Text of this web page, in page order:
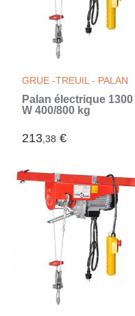
GRUE -TREUIL - PALAN
Palan électrique 1300
W 400/800 kg
213,38 €